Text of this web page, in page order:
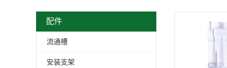
配件
流通槽
安装支架